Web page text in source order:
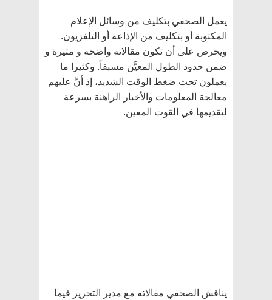
يعمل الصحفي بتكليف من وسائل الإعلام
المكتوبة أو بتكليف من الإذاعة أو التلفزيون.
ويحرص على أن تكون مقالاته واضحة و مثيرة و
ضمن حدود الطول المعيَّن مسبقاً. وكثيرا ما
يعملون تحت ضغط الوقت الشديد، إذ أنَّ عليهم
معالجة المعلومات والأخبار الراهنة بسرعة
لتقديمها في القوت المعين.
يناقش الصحفي مقالاته مع مدير التحرير فيما